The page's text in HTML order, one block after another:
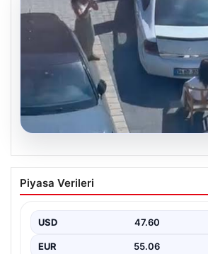
05.08.2026
Yalova’da Şaşırtan
Önüne Park Etmek İsteyen
Yalova'da yaşanan sıra dışı bir olay,
Piyasa Verileri
USD 47.60
EUR 55.06